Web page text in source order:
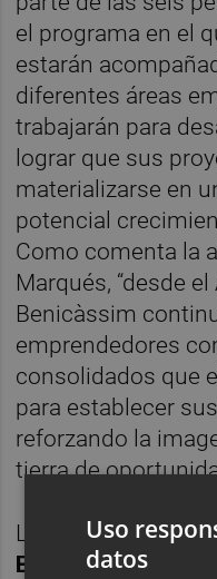
el programa en el
estarán
diferentes áreas
trabajarán para
lograr que sus
materializarse en
potencial
Como comenta la
Marqués, “desde
Benicàssim
emprendedores
consolidados que
para establecer
reforzando la
tierra de
La concejala
Batalla, ha
Uso
datos